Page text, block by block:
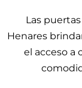
Las
Henares
el acceso a